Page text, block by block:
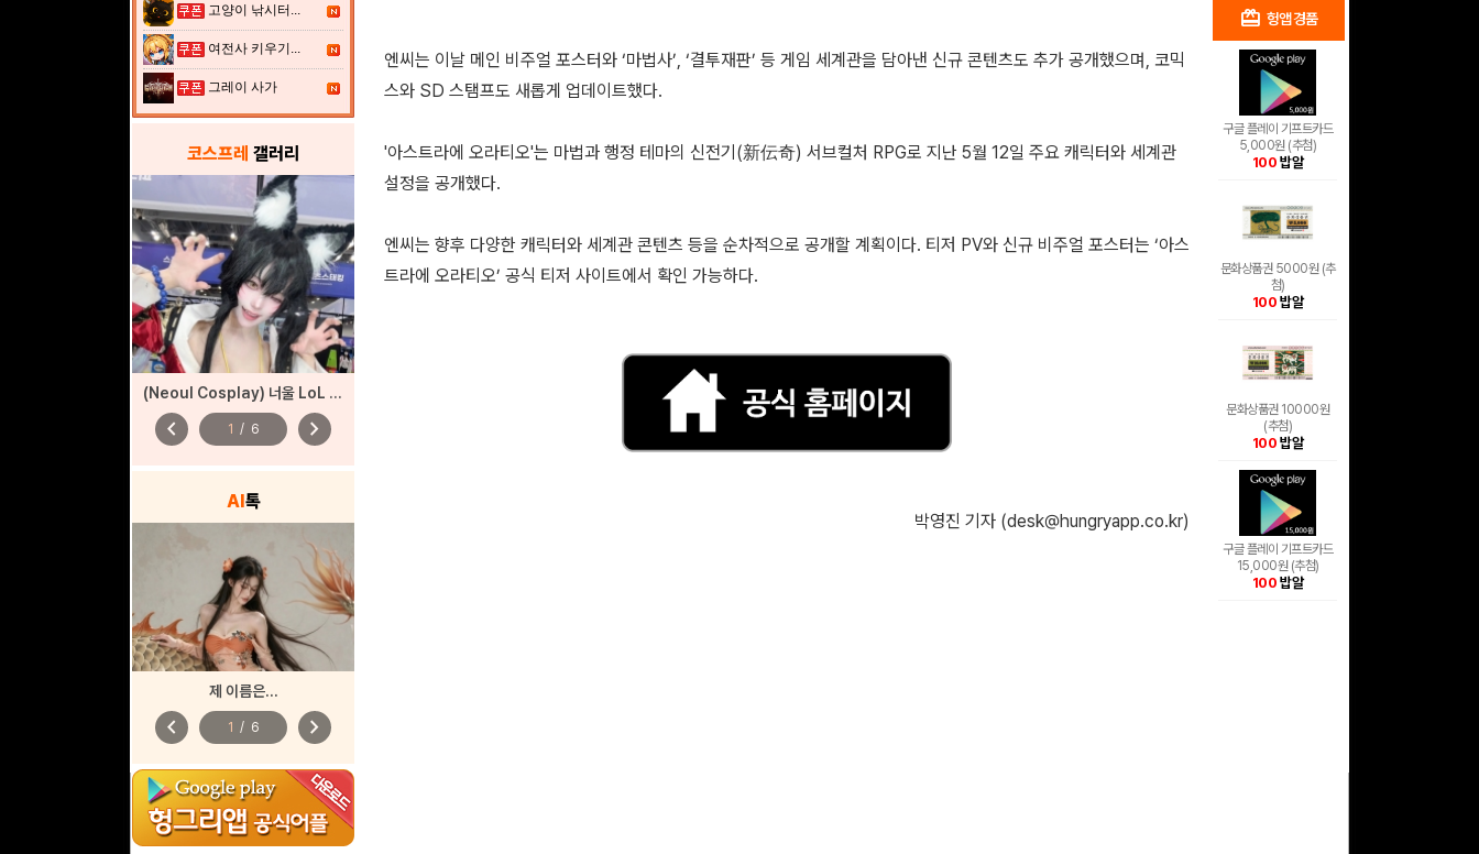
고양이 낚시터...
여전사 키우기...
그레이 사가
코스프레 갤러리
(Neoul Cosplay) 너울 LoL 아리 코스프레
chevron_left 1 / 6 chevron_right
AI톡
제 이름은...
chevron_left 1 / 6 chevron_right
엔씨는 이날 메인 비주얼 포스터와 ‘마법사’, ‘결투재판’ 등 게임 세계관을 담아낸 신규 콘텐츠도 추가 공개했으며, 코믹
스와 SD 스탬프도 새롭게 업데이트했다.
'아스트라에 오라티오'는 마법과 행정 테마의 신전기(新伝奇) 서브컬처 RPG로 지난 5월 12일 주요 캐릭터와 세계관
설정을 공개했다.
엔씨는 향후 다양한 캐릭터와 세계관 콘텐츠 등을 순차적으로 공개할 계획이다. 티저 PV와 신규 비주얼 포스터는 ‘아스
트라에 오라티오’ 공식 티저 사이트에서 확인 가능하다.
박영진 기자 (desk@hungryapp.co.kr)
5,000원 (추첨)
100 밥알
shopping_cart 헝앱 쇼핑